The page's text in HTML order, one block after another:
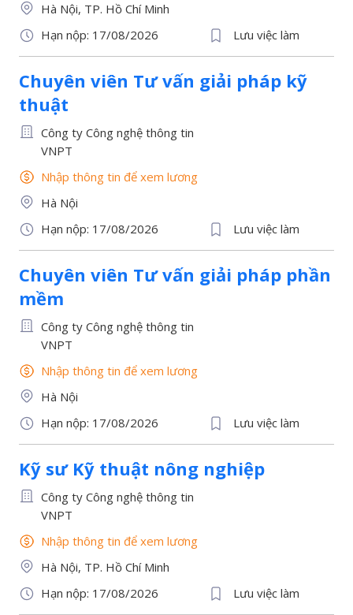
Hà Nội, TP. Hồ Chí Minh
Hạn nộp: 17/08/2026
Lưu việc làm
Chuyên viên Tư vấn giải pháp kỹ
thuật
Công ty Công nghệ thông tin
VNPT
Nhập thông tin để xem lương
Hà Nội
Hạn nộp: 17/08/2026
Lưu việc làm
Chuyên viên Tư vấn giải pháp phần
mềm
Công ty Công nghệ thông tin
VNPT
Nhập thông tin để xem lương
Hà Nội
Hạn nộp: 17/08/2026
Lưu việc làm
Kỹ sư Kỹ thuật nông nghiệp
Công ty Công nghệ thông tin
VNPT
Nhập thông tin để xem lương
Hà Nội, TP. Hồ Chí Minh
Hạn nộp: 17/08/2026
Lưu việc làm